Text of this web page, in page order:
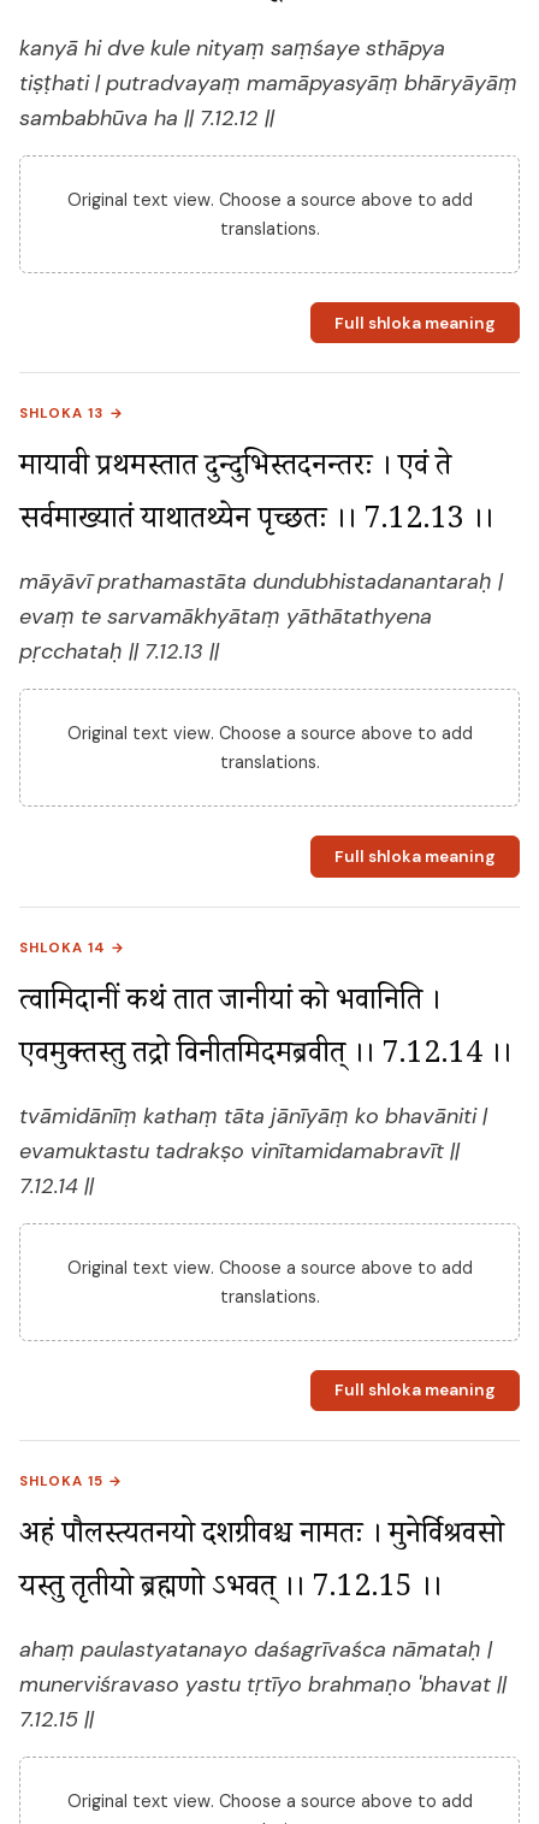
kanyā hi dve kule nityaṃ saṃśaye sthāpya
tiṣṭhati | putradvayaṃ mamāpyasyāṃ bhāryāyāṃ
sambabhūva ha || 7.12.12 ||
Original text view. Choose a source above to add
translations.
Full shloka meaning
SHLOKA 13 →
मायावी प्रथमस्तात दुन्दुभिस्तदनन्तरः । एवं ते
सर्वमाख्यातं याथातथ्येन पृच्छतः ।। 7.12.13 ।।
māyāvī prathamastāta dundubhistadanantaraḥ |
evaṃ te sarvamākhyātaṃ yāthātathyena
pṛcchataḥ || 7.12.13 ||
Original text view. Choose a source above to add
translations.
Full shloka meaning
SHLOKA 14 →
त्वामिदानीं कथं तात जानीयां को भवानिति ।
एवमुक्तस्तु तद्रक्षो विनीतमिदमब्रवीत् ।। 7.12.14 ।।
tvāmidānīṃ kathaṃ tāta jānīyāṃ ko bhavāniti |
evamuktastu tadrakṣo vinītamidamabravīt ||
7.12.14 ||
Original text view. Choose a source above to add
translations.
Full shloka meaning
SHLOKA 15 →
अहं पौलस्त्यतनयो दशग्रीवश्च नामतः । मुनेर्विश्रवसो
यस्तु तृतीयो ब्रह्मणो ऽभवत् ।। 7.12.15 ।।
ahaṃ paulastyatanayo daśagrīvaśca nāmataḥ |
munerviśravaso yastu tṛtīyo brahmaṇo 'bhavat ||
7.12.15 ||
Original text view. Choose a source above to add